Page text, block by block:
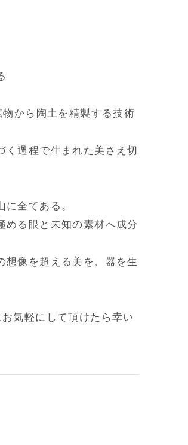
から陶土を精製する技術
く過程で生まれた美さえ切
全てある。
める眼と未知の素材へ成分
想像を超える美を、器を生
気軽にして頂けたら幸い